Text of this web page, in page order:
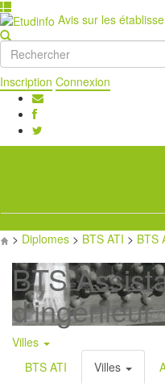
Avis sur les
Inscription Connexion
> Diplomes > BTS ATI > BTS
BTS
d'ingénieur
Villes
BTS ATI
Villes